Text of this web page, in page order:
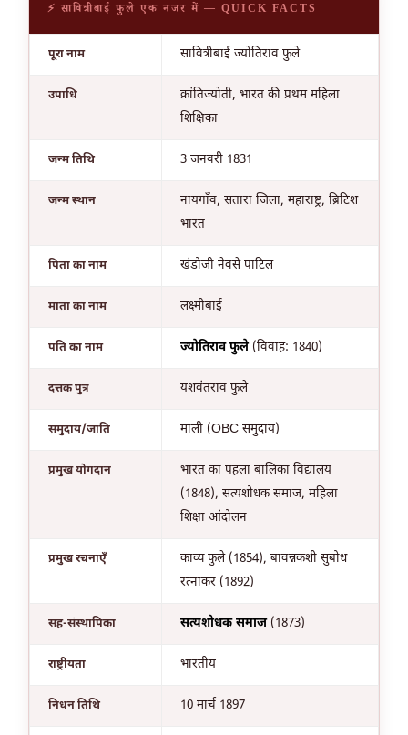
⚡ सावित्रीबाई फुले एक नजर में — QUICK FACTS
पूरा नाम सावित्रीबाई ज्योतिराव फुले
उपाधि
क्रांतिज्योती, भारत की प्रथम महिला
शिक्षिका
जन्म तिथि 3 जनवरी 1831
जन्म स्थान
नायगाँव, सतारा जिला, महाराष्ट्र, ब्रिटिश
भारत
पिता का नाम खंडोजी नेवसे पाटिल
माता का नाम लक्ष्मीबाई
पति का नाम ज्योतिराव फुले(विवाह: 1840)
दत्तक पुत्र यशवंतराव फुले
समुदाय/जाति माली (OBC समुदाय)
प्रमुख योगदान
भारत का पहला बालिका विद्यालय
(1848), सत्यशोधक समाज, महिला
शिक्षा आंदोलन
प्रमुख रचनाएँ
काव्य फुले (1854), बावन्नकशी सुबोध
रत्नाकर (1892)
सह-संस्थापिका सत्यशोधक समाज(1873)
राष्ट्रीयता भारतीय
निधन तिथि 10 मार्च 1897